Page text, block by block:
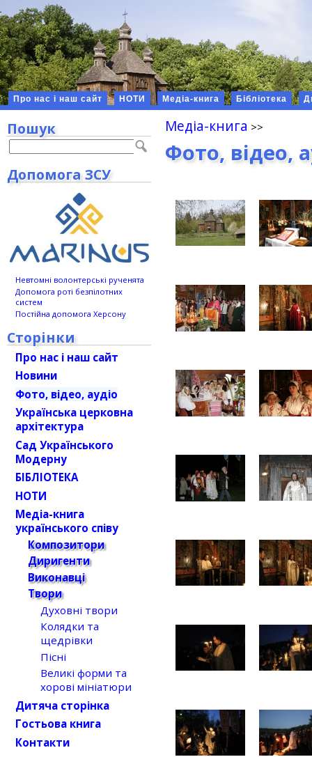
Про нас і наш сайт НОТИ Медіа-книга Бібліотека
Медіа-книга
Фото, відео,
Пошук
Допомога ЗСУ
Невтомні волонтерські рученята
Допомога роті безпілотних
систем
Постійна допомога Херсону
Сторінки
Про нас і наш сайт
Новини
Фото, відео, аудіо
Українська церковна
архітектура
Сад Українського
Модерну
БІБЛІОТЕКА
НОТИ
Медіа-книга
українського співу
Композитори
Диригенти
Виконавці
Твори
Духовні твори
Колядки та
щедрівки
Пісні
Великі форми та
хорові мініатюри
Дитяча сторінка
Гостьова книга
Контакти